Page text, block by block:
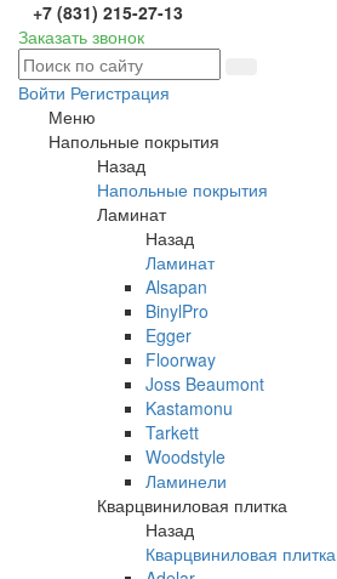
+7 (831) 215-27-13
Заказать звонок
Войти Регистрация
Меню
Напольные покрытия
Назад
Напольные покрытия
Ламинат
Назад
Ламинат
Alsapan
BinylPro
Egger
Floorway
Joss Beaumont
Kastamonu
Tarkett
Woodstyle
Ламинели
Кварцвиниловая плитка
Назад
Кварцвиниловая плитка